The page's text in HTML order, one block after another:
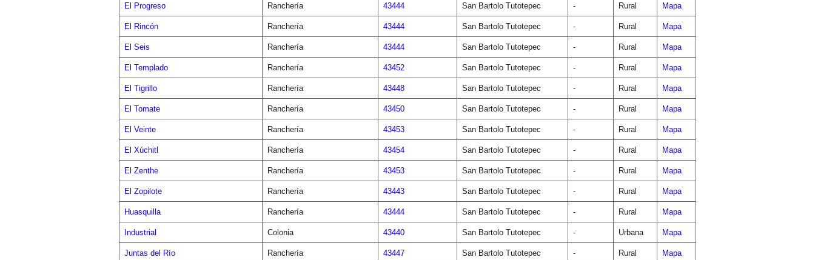
El Progreso Ranchería 43444 San Bartolo Tutotepec - Rural Mapa
El Rincón Ranchería 43444 San Bartolo Tutotepec - Rural Mapa
El Seis Ranchería 43444 San Bartolo Tutotepec - Rural Mapa
El Templado Ranchería 43452 San Bartolo Tutotepec - Rural Mapa
El Tigrillo Ranchería 43448 San Bartolo Tutotepec - Rural Mapa
El Tomate Ranchería 43450 San Bartolo Tutotepec - Rural Mapa
El Veinte Ranchería 43453 San Bartolo Tutotepec - Rural Mapa
El Xúchitl Ranchería 43454 San Bartolo Tutotepec - Rural Mapa
El Zenthe Ranchería 43453 San Bartolo Tutotepec - Rural Mapa
El Zopilote Ranchería 43443 San Bartolo Tutotepec - Rural Mapa
Huasquilla Ranchería 43444 San Bartolo Tutotepec - Rural Mapa
Industrial Colonia 43440 San Bartolo Tutotepec - Urbana Mapa
Juntas del Río Ranchería 43447 San Bartolo Tutotepec - Rural Mapa